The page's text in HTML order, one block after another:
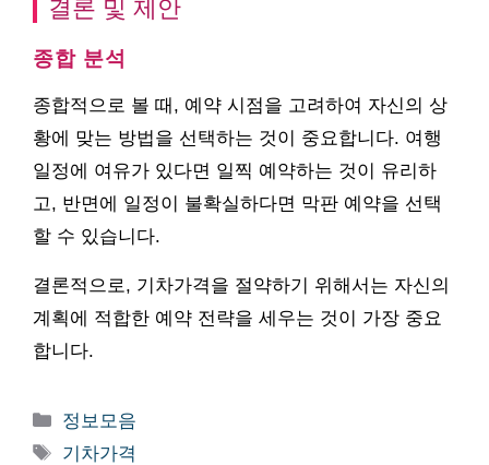
결론 및 제안
종합 분석
종합적으로 볼 때, 예약 시점을 고려하여 자신의 상
황에 맞는 방법을 선택하는 것이 중요합니다. 여행
일정에 여유가 있다면 일찍 예약하는 것이 유리하
고, 반면에 일정이 불확실하다면 막판 예약을 선택
할 수 있습니다.
결론적으로, 기차가격을 절약하기 위해서는 자신의
계획에 적합한 예약 전략을 세우는 것이 가장 중요
합니다.
카
테
정보모음
태
기차가격